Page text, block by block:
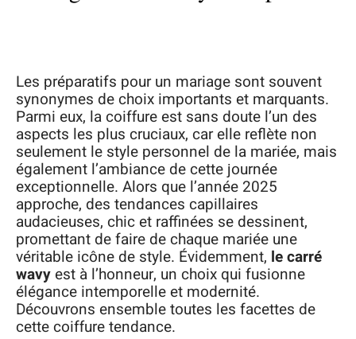
Les préparatifs pour un mariage sont souvent
synonymes de choix importants et marquants.
Parmi eux, la coiffure est sans doute l’un des
aspects les plus cruciaux, car elle reflète non
seulement le style personnel de la mariée, mais
également l’ambiance de cette journée
exceptionnelle. Alors que l’année 2025
approche, des tendances capillaires
audacieuses, chic et raffinées se dessinent,
promettant de faire de chaque mariée une
véritable icône de style. Évidemment, le carré
wavyest à l’honneur, un choix qui fusionne
élégance intemporelle et modernité.
Découvrons ensemble toutes les facettes de
cette coiffure tendance.